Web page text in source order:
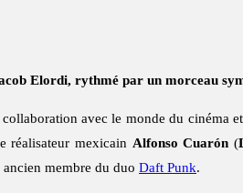
Elordi, rythmé par un morceau
avec le monde du cinéma
réalisateur mexicain Alfonso Cuarón (
ancien membre du duo Daft Punk.